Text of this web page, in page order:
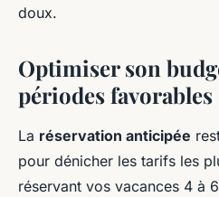
doux.
Optimiser son
périodes favorables
La réservation anticipée
pour dénicher les tarifs les
réservant vos vacances 4 à